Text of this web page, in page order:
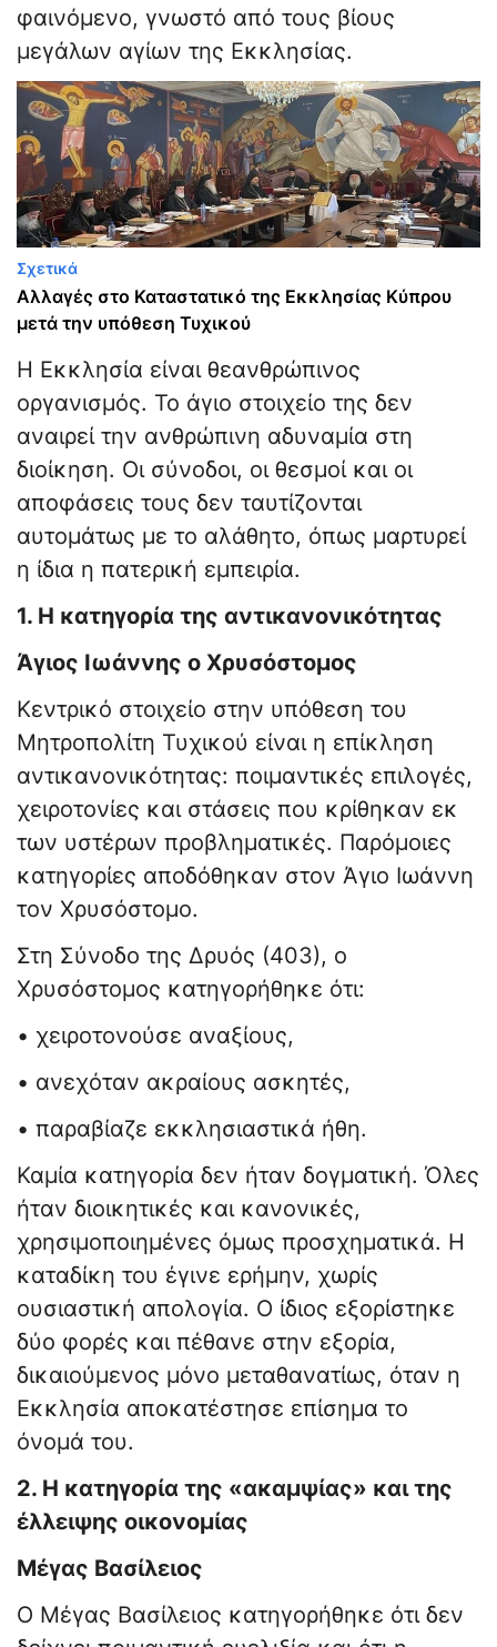
φαινόμενο, γνωστό από τους βίους
μεγάλων αγίων της Εκκλησίας.
Σχετικά
Αλλαγές στο Καταστατικό της Εκκλησίας Κύπρου
μετά την υπόθεση Τυχικού
Η Εκκλησία είναι θεανθρώπινος
οργανισμός. Το άγιο στοιχείο της δεν
αναιρεί την ανθρώπινη αδυναμία στη
διοίκηση. Οι σύνοδοι, οι θεσμοί και οι
αποφάσεις τους δεν ταυτίζονται
αυτομάτως με το αλάθητο, όπως μαρτυρεί
η ίδια η πατερική εμπειρία.
1. Η κατηγορία της αντικανονικότητας
Άγιος Ιωάννης ο Χρυσόστομος
Κεντρικό στοιχείο στην υπόθεση του
Μητροπολίτη Τυχικού είναι η επίκληση
αντικανονικότητας: ποιμαντικές επιλογές,
χειροτονίες και στάσεις που κρίθηκαν εκ
των υστέρων προβληματικές. Παρόμοιες
κατηγορίες αποδόθηκαν στον Άγιο Ιωάννη
τον Χρυσόστομο.
Στη Σύνοδο της Δρυός (403), ο
Χρυσόστομος κατηγορήθηκε ότι:
• χειροτονούσε αναξίους,
• ανεχόταν ακραίους ασκητές,
• παραβίαζε εκκλησιαστικά ήθη.
Καμία κατηγορία δεν ήταν δογματική. Όλες
ήταν διοικητικές και κανονικές,
χρησιμοποιημένες όμως προσχηματικά. Η
καταδίκη του έγινε ερήμην, χωρίς
ουσιαστική απολογία. Ο ίδιος εξορίστηκε
δύο φορές και πέθανε στην εξορία,
δικαιούμενος μόνο μεταθανατίως, όταν η
Εκκλησία αποκατέστησε επίσημα το
όνομά του.
2. Η κατηγορία της «ακαμψίας» και της
έλλειψης οικονομίας
Μέγας Βασίλειος
Ο Μέγας Βασίλειος κατηγορήθηκε ότι δεν